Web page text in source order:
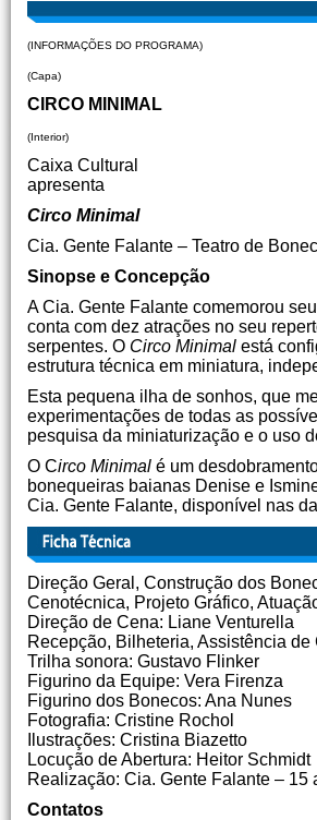
(INFORMAÇÕES DO PROGRAMA)
(Capa)
CIRCO MINIMAL
(Interior)
Caixa Cultural
apresenta
Circo Minimal
Cia. Gente Falante – Teatro de
Sinopse e Concepção
A Cia. Gente Falante comemorou
conta com dez atrações no seu
serpentes. O Circo Minimal está
estrutura técnica em miniatura,
Esta pequena ilha de sonhos, que
experimentações de todas as
pesquisa da miniaturização e o uso
O Circo Minimal é um
bonequeiras baianas Denise e
Cia. Gente Falante, disponível nas
Direção Geral, Construção dos
Cenotécnica, Projeto Gráfico,
Direção de Cena: Liane Venturella
Recepção, Bilheteria, Assistência
Trilha sonora: Gustavo Flinker
Figurino da Equipe: Vera Firenza
Figurino dos Bonecos: Ana Nunes
Fotografia: Cristine Rochol
Ilustrações: Cristina Biazetto
Locução de Abertura: Heitor Schmidt
Realização: Cia. Gente Falante – 15
Contatos